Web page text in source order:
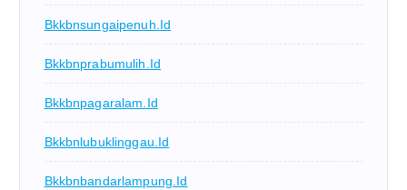
Bkkbnsungaipenuh.id
Bkkbnprabumulih.id
Bkkbnpagaralam.id
Bkkbnlubuklinggau.id
Bkkbnbandarlampung.id